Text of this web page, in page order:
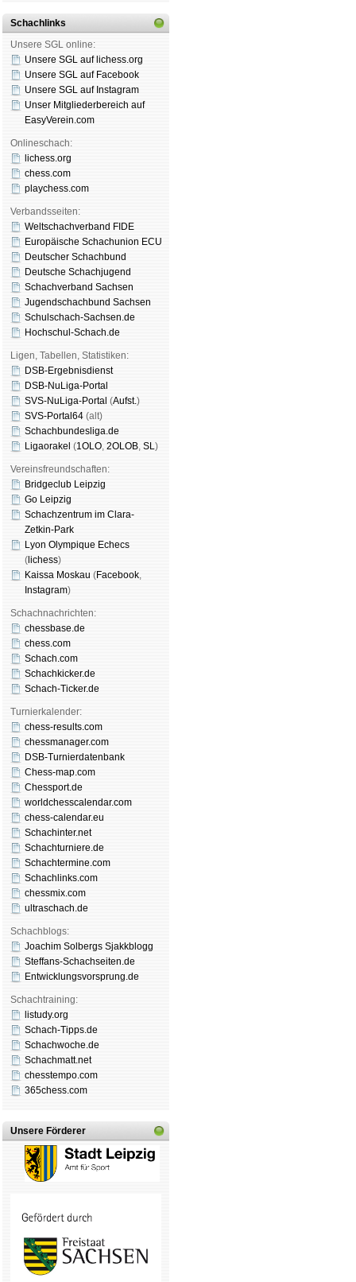
Schachlinks
Unsere SGL online:
Unsere SGL auf li­chess.org
Unsere SGL auf Face­book
Unsere SGL auf Insta­gram
Unser Mitgliederbereich auf
EasyVerein.com
Onlineschach:
lichess.org
chess.com
playchess.com
Verbandsseiten:
Weltschachverband FIDE
Europäische Schachunion ECU
Deutscher Schachbund
Deutsche Schachjugend
Schachverband Sachsen
Jugendschachbund Sachsen
Schulschach-Sachsen.de
Hochschul-Schach.de
Ligen, Tabellen, Statistiken:
DSB-Ergebnisdienst
DSB-NuLiga-Portal
SVS-NuLiga-Portal (Aufst.)
SVS-Portal64 (alt)
Schachbundesliga.de
Ligaorakel (1OLO, 2OLOB, SL)
Vereinsfreundschaften:
Bridgeclub Leipzig
Go Leipzig
Schachzentrum im Clara-
Zetkin-Park
Lyon Olympique Echecs
( lichess)
Kaissa Moskau (Face­book,
Insta­gram)
Schachnachrichten:
chessbase.de
chess.com
Schach.com
Schachkicker.de
Schach-Ticker.de
Turnierkalender:
chess-results.com
chessmanager.com
DSB-Turnierdatenbank
Chess-map.com
Chessport.de
worldchesscalendar.com
chess-calendar.eu
Schachinter.net
Schachturniere.de
Schachtermine.com
Schachlinks.com
chessmix.com
ultraschach.de
Schachblogs:
Joachim Solbergs Sjakkblogg
Steffans-Schachseiten.de
Entwicklungsvorsprung.de
Schachtraining:
listudy.org
Schach-Tipps.de
Schachwoche.de
Schachmatt.net
chesstempo.com
365chess.com
Unsere Förderer